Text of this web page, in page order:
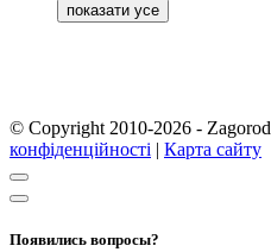
© Copyright 2010-2026 -
конфіденційності | Карта сайту
Появились вопросы?